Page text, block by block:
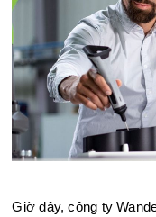
Giờ đây, công ty